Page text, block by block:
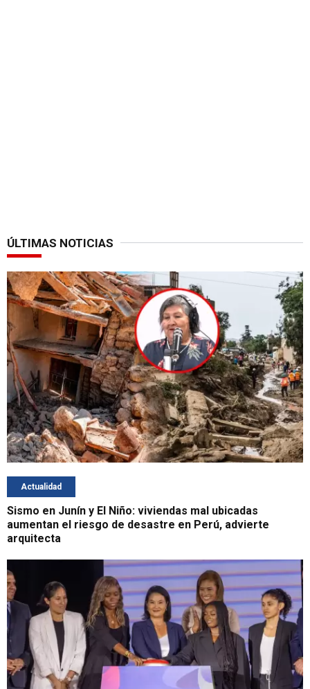
ÚLTIMAS NOTICIAS
Actualidad
Sismo en Junín y El Niño: viviendas mal ubicadas
aumentan el riesgo de desastre en Perú, advierte
arquitecta